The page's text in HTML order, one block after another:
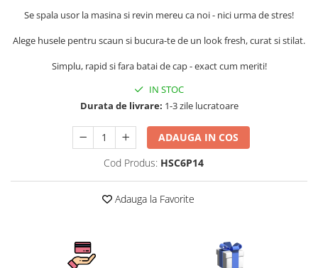
Lenjerii De Pat Premium Collection
Set Lenjerie De Pat, 7 Piese, Cu
Pilota / Cuvertura Inclusa
Set Lenjerie De Pat Jacquard Regal,
11 Piese, Cuvertura Inclusa
Lenjerii Damasc Egiptean King Size
Lenjerii De Pat, Finet Premium, 1
Lenjerii De Pat Damasc 1 Persoana
Se spala usor la masina si revin mereu ca noi - nici urma de stres!
Alege husele pentru scaun si bucura-te de un look fresh, curat si stilat.
Simplu, rapid si fara batai de cap - exact cum meriti!
IN STOC
Durata de livrare: 1-3 zile lucratoare
ADAUGA IN COS
Cod Produs: HSC6P14
Adauga la Favorite